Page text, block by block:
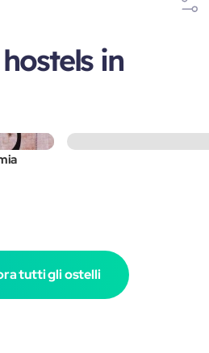
in
tutti gli ostelli